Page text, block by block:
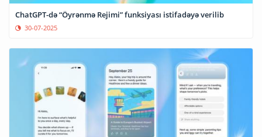
ChatGPT-də “Öyrənmə Rejimi” funksiyası istifadəyə verilib
30-07-2025